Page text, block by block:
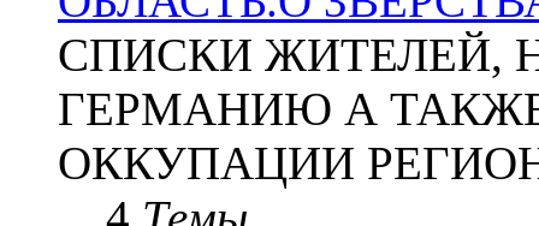
СПИСКИ ЖИТЕЛЕЙ,
ГЕРМАНИЮ А
ОККУПАЦИИ